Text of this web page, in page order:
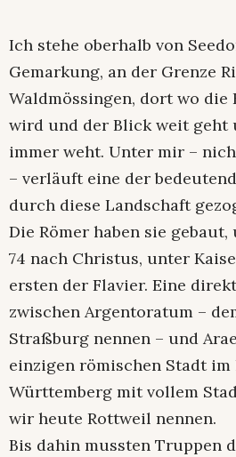
Ich stehe oberhalb von
Gemarkung, an der Grenze
Waldmössingen, dort wo die
wird und der Blick weit geht
immer weht. Unter mir –
– verläuft eine der
durch diese Landschaft
Die Römer haben sie gebaut,
74 nach Christus, unter
ersten der Flavier. Eine
zwischen Argentoratum –
Straßburg nennen – und
einzigen römischen Stadt im
Württemberg mit vollem
wir heute Rottweil nennen.
Bis dahin mussten Truppen